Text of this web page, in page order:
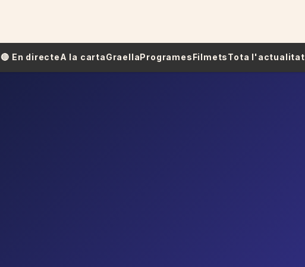
🔴​​ En directeA la cartaGraellaProgramesFilmetsTota l'actualitat